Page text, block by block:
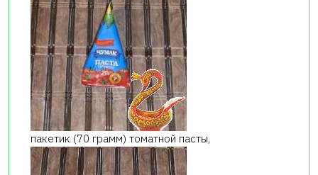
пакетик (70 грамм) томатной пасты,